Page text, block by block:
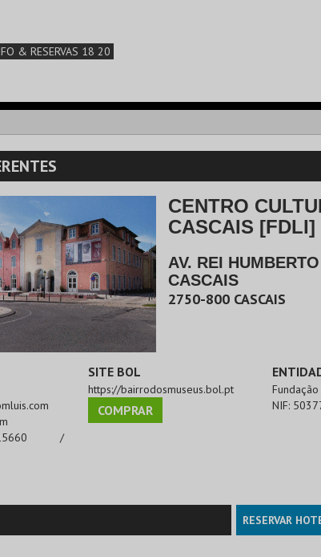
& RESERVAS 18 20
CENTRO
CASCAIS [FDLI]
AV. REI
CASCAIS
2750-800 CASCAIS
/
SITE BOL
https://bairrodosmuseus.bol.pt
COMPRAR
Fundação
NIF:
RESERVAR